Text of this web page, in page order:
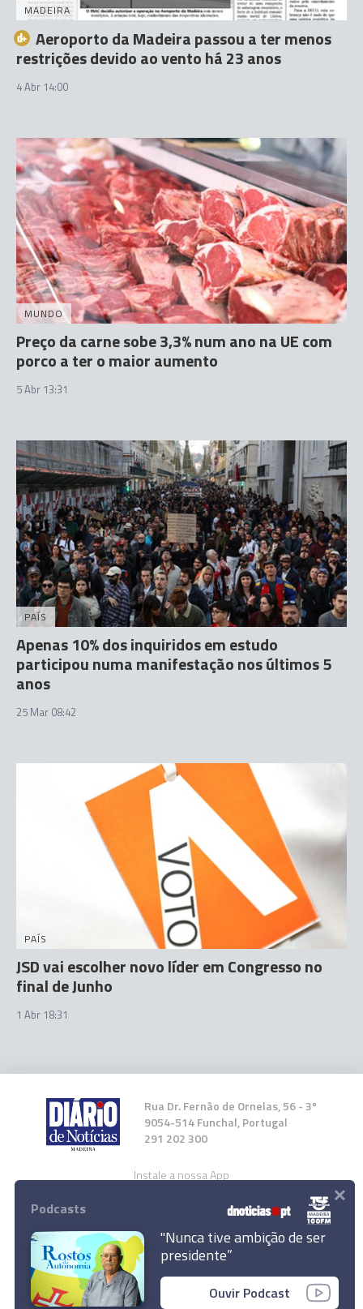
MADEIRA
Aeroporto da Madeira passou a ter menos
restrições devido ao vento há 23 anos
4 Abr 14:00
MUNDO
Preço da carne sobe 3,3% num ano na UE com
porco a ter o maior aumento
5 Abr 13:31
PAÍS
Apenas 10% dos inquiridos em estudo
participou numa manifestação nos últimos 5
anos
25 Mar 08:42
PAÍS
JSD vai escolher novo líder em Congresso no
final de Junho
1 Abr 18:31
Rua Dr. Fernão de Ornelas, 56 - 3º
9054-514 Funchal, Portugal
291 202 300
Instale a nossa App
© 2024 Empresa Diário de Notícias, Lda.
Todos os direitos reservados.
Podcasts
"Nunca tive ambição de ser
presidente”
Ouvir Podcast
×